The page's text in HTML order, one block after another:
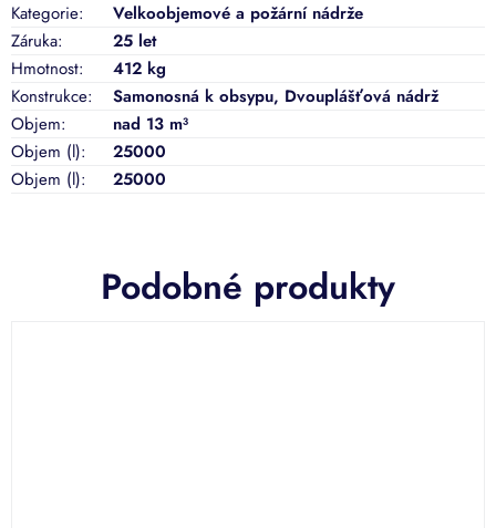
Kategorie:
Velkoobjemové a požární nádrže
Záruka:
25 let
Hmotnost:
412 kg
Konstrukce: Samonosná k obsypu, Dvouplášťová nádrž
Objem:
nad 13 m³
Objem (l):
25000
Objem (l): 25000
Podobné produkty